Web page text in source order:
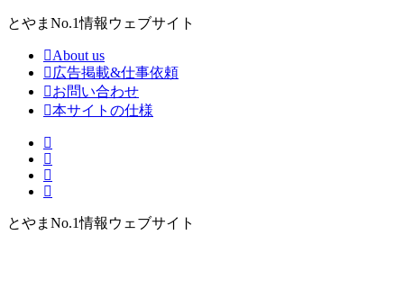
とやまNo.1情報ウェブサイト
About us
広告掲載&仕事依頼
お問い合わせ
本サイトの仕様
とやまNo.1情報ウェブサイト